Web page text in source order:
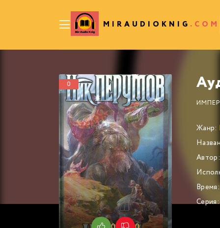
MIRAUDIOKNIG .COM
0
Жанр:
Автор:
Время:
Серия: